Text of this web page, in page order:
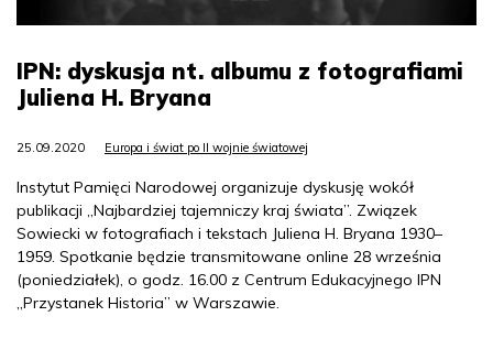
IPN: dyskusja nt. albumu z fotografiami
Juliena H. Bryana
25.09.2020 Europa i świat po II wojnie światowej
Instytut Pamięci Narodowej organizuje dyskusję wokół
publikacji „Najbardziej tajemniczy kraj świata”. Związek
Sowiecki w fotografiach i tekstach Juliena H. Bryana 1930–
1959. Spotkanie będzie transmitowane online 28 września
(poniedziałek), o godz. 16.00 z Centrum Edukacyjnego IPN
„Przystanek Historia” w Warszawie.